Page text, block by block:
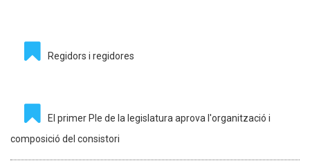
Regidors i regidores
El primer Ple de la legislatura aprova l'organització i
composició del consistori